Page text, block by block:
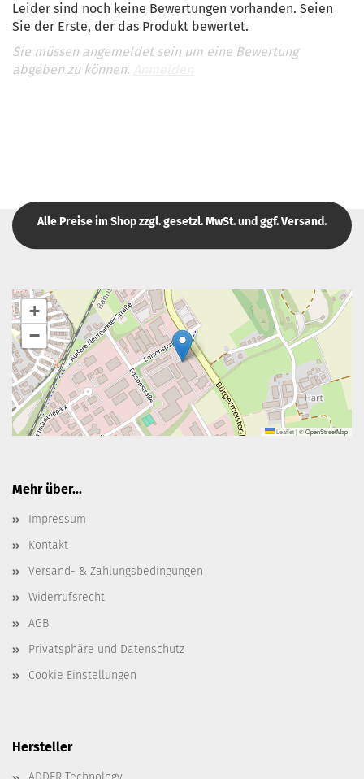
Leider sind noch keine Bewertungen vorhanden. Seien
Sie der Erste, der das Produkt bewertet.
Sie müssen angemeldet sein um eine Bewertung
abgeben zu können.
Alle Preise im Shop zzgl. gesetzl. MwSt. und ggf. Versand.
+
−
Leaflet|© OpenStreetMap
Mehr über...
Impressum
Kontakt
Versand- & Zahlungsbedingungen
Widerrufsrecht
AGB
Privatsphäre und Datenschutz
Cookie Einstellungen
Hersteller